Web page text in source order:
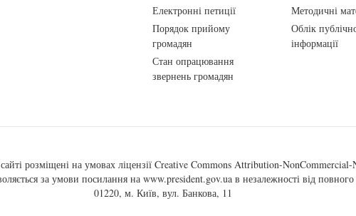
Електронні петиції
Порядок прийому
громадян
Стан опрацювання
звернень громадян
Методичні
Облік
інформації
розміщені на умовах ліцензії Creative Commons Attribution-
за умови посилання на www.president.gov.ua в незалежності від
01220, м. Київ, вул. Банкова, 11